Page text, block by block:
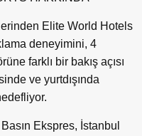
Elite World Hotels
deneyimini, 4
farklı bir bakış açısı
ve yurtdışında
Ekspres, İstanbul